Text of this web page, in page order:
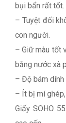
bụi bẩn rất tốt.
– Tuyệt đối
con người.
– Giữ màu tốt
bằng nước xà
– Độ bám dính
– Ít bị mí
Giấy SOHO